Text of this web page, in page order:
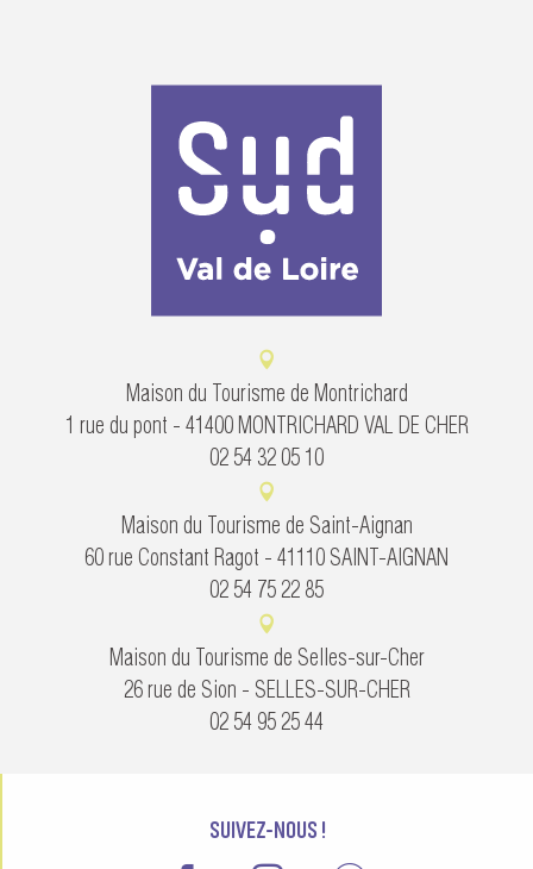
Maison du Tourisme de Montrichard
1 rue du pont - 41400 MONTRICHARD VAL DE CHER
02 54 32 05 10
Maison du Tourisme de Saint-Aignan
60 rue Constant Ragot - 41110 SAINT-AIGNAN
02 54 75 22 85
Maison du Tourisme de Selles-sur-Cher
26 rue de Sion - SELLES-SUR-CHER
02 54 95 25 44
SUIVEZ-NOUS !